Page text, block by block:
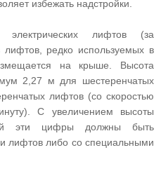
избежать надстройки.
лифтов (за
лифтов, редко используемых в
на крыше. Высота
2,27 м для шестеренчатых
лифтов (со скоростью
С увеличением высоты
эти цифры должны быть
лифтов либо со специальными